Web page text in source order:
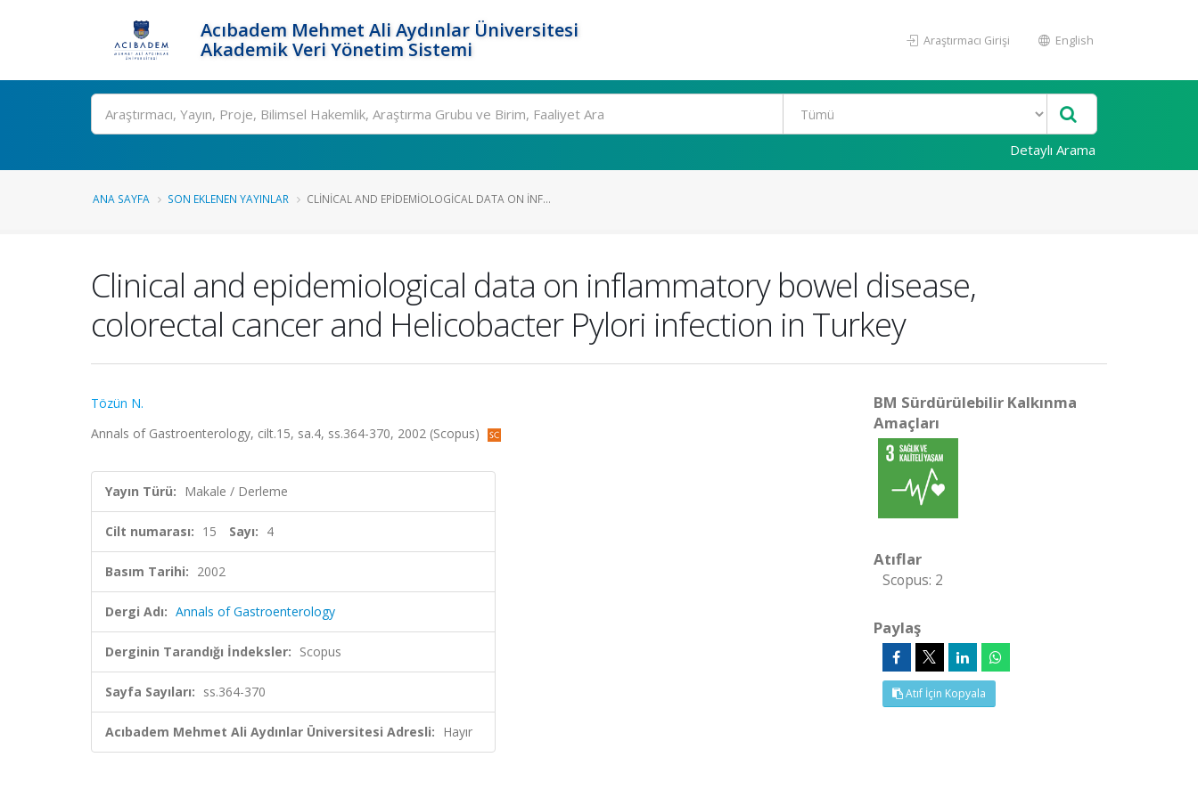
Acıbadem Mehmet Ali Aydınlar Üniversitesi
Akademik Veri Yönetim Sistemi
Araştırmacı Girişi English
Ara
Detaylı Arama
ANA SAYFA SON EKLENEN YAYINLAR CLINICAL AND EPIDEMIOLOGICAL DATA ON INF...
Clinical and epidemiological data on inflammatory bowel disease,
colorectal cancer and Helicobacter Pylori infection in Turkey
Tözün N.
Annals of Gastroenterology, cilt.15, sa.4, ss.364-370, 2002 (Scopus)
Yayın Türü: Makale / Derleme
Cilt numarası: 15 Sayı: 4
Basım Tarihi: 2002
Dergi Adı: Annals of Gastroenterology
Derginin Tarandığı İndeksler: Scopus
Sayfa Sayıları: ss.364-370
Acıbadem Mehmet Ali Aydınlar Üniversitesi Adresli: Hayır
BM Sürdürülebilir Kalkınma
Amaçları
Atıflar
Scopus: 2
Paylaş
Atıf İçin Kopyala